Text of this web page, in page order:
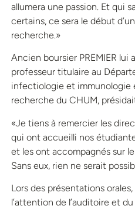
allumera une passion. Et qui
certains, ce sera le début
recherche.»
Ancien boursier PREMIER lui
professeur titulaire au
infectiologie et immunologie
recherche du CHUM,
«Je tiens à remercier les
qui ont accueilli nos
et les ont accompagnés sur
Sans eux, rien ne serait
Lors des présentations
l’attention de l’auditoire et